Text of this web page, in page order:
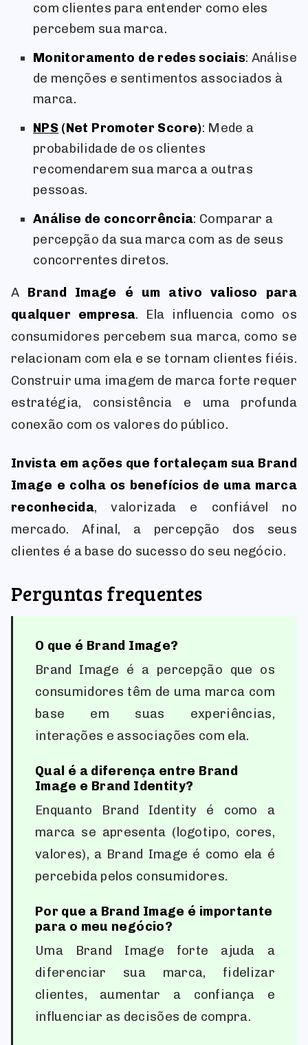
com clientes para entender como eles
percebem sua marca.
Monitoramento de redes sociais: Análise
de menções e sentimentos associados à
marca.
NPS (Net Promoter Score): Mede a
probabilidade de os clientes
recomendarem sua marca a outras
pessoas.
Análise de concorrência: Comparar a
percepção da sua marca com as de seus
concorrentes diretos.
A Brand Image é um ativo valioso para
qualquer empresa. Ela influencia como os
consumidores percebem sua marca, como se
relacionam com ela e se tornam clientes fiéis.
Construir uma imagem de marca forte requer
estratégia, consistência e uma profunda
conexão com os valores do público.
Invista em ações que fortaleçam sua Brand
Image e colha os benefícios de uma marca
reconhecida, valorizada e confiável no
mercado. Afinal, a percepção dos seus
clientes é a base do sucesso do seu negócio.
Perguntas frequentes
O que é Brand Image?
Brand Image é a percepção que os
consumidores têm de uma marca com
base em suas experiências,
interações e associações com ela.
Qual é a diferença entre Brand
Image e Brand Identity?
Enquanto Brand Identity é como a
marca se apresenta (logotipo, cores,
valores), a Brand Image é como ela é
percebida pelos consumidores.
Por que a Brand Image é importante
para o meu negócio?
Uma Brand Image forte ajuda a
diferenciar sua marca, fidelizar
clientes, aumentar a confiança e
influenciar as decisões de compra.